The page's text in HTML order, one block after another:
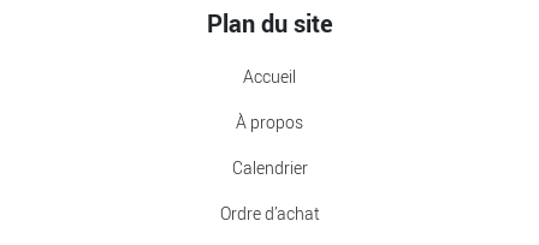
Plan du site
Accueil
À propos
Calendrier
Ordre d’achat